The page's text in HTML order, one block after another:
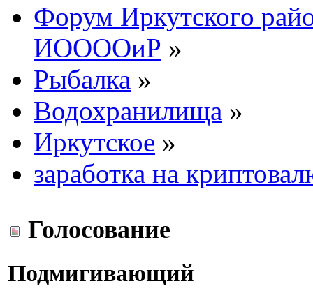
Форум Иркутского
ИООООиР »
Рыбалка »
Водохранилища »
Иркутское »
заработка на
Голосование
Подмигивающий